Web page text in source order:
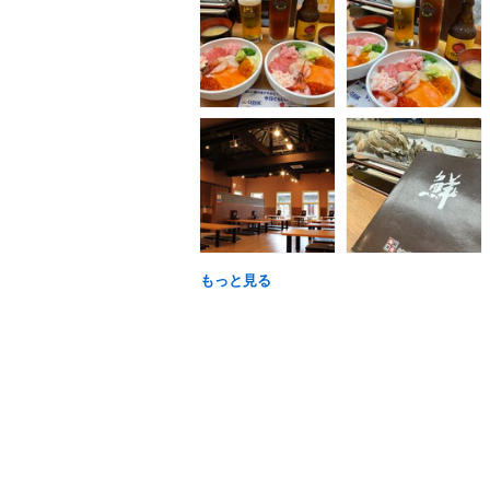
もっと見る